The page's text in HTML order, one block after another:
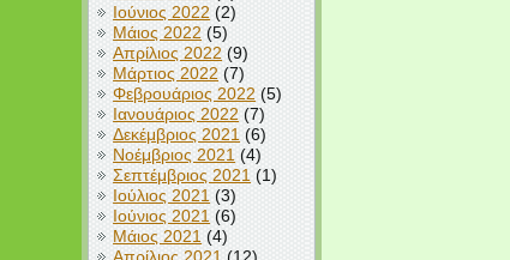
Ιούνιος 2022 (2)
Μάιος 2022 (5)
Απρίλιος 2022 (9)
Μάρτιος 2022 (7)
Φεβρουάριος 2022 (5)
Ιανουάριος 2022 (7)
Δεκέμβριος 2021 (6)
Νοέμβριος 2021 (4)
Σεπτέμβριος 2021 (1)
Ιούλιος 2021 (3)
Ιούνιος 2021 (6)
Μάιος 2021 (4)